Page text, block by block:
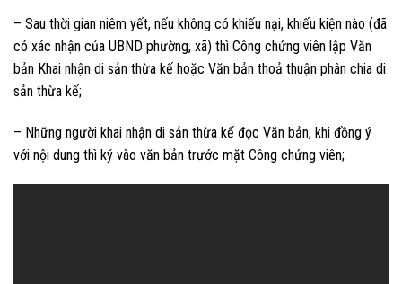
– Sau thời gian niêm yết, nếu không có khiếu nại, khiếu kiện nào (đã
có xác nhận của UBND phường, xã) thì Công chứng viên lập Văn
bản Khai nhận di sản thừa kế hoặc Văn bản thoả thuận phân chia di
sản thừa kế;
– Những người khai nhận di sản thừa kế đọc Văn bản, khi đồng ý
với nội dung thì ký vào văn bản trước mặt Công chứng viên;